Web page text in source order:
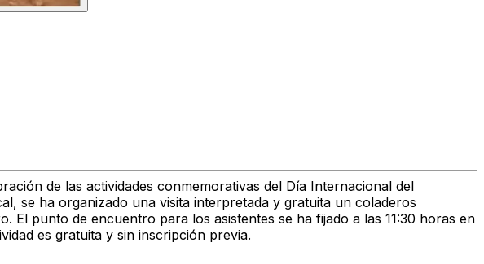
de las actividades conmemorativas del Día Internacional del
se ha organizado una visita interpretada y gratuita un coladeros
punto de encuentro para los asistentes se ha fijado a las 11:30 horas en
es gratuita y sin inscripción previa.